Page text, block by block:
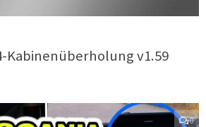
Kabinenüberholung v1.59
0